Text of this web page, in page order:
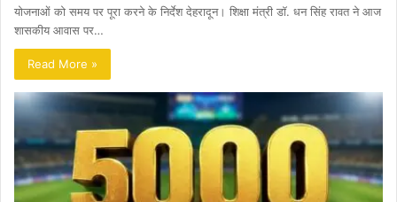
योजनाओं को समय पर पूरा करने के निर्देश देहरादून। शिक्षा मंत्री डॉ. धन सिंह रावत ने आज
शासकीय आवास पर…
Read More »